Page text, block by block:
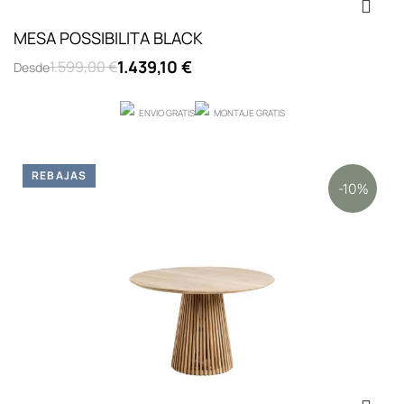
MESA POSSIBILITA BLACK
Desde1.599,00 €1.439,10 €
ENVIO GRATIS MONTAJE GRATIS
-10%
REBAJAS